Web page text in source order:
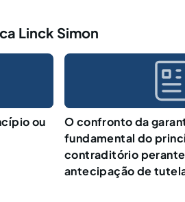
Linck Simon
ou
O confronto da
fundamental do
contraditório
antecipação de